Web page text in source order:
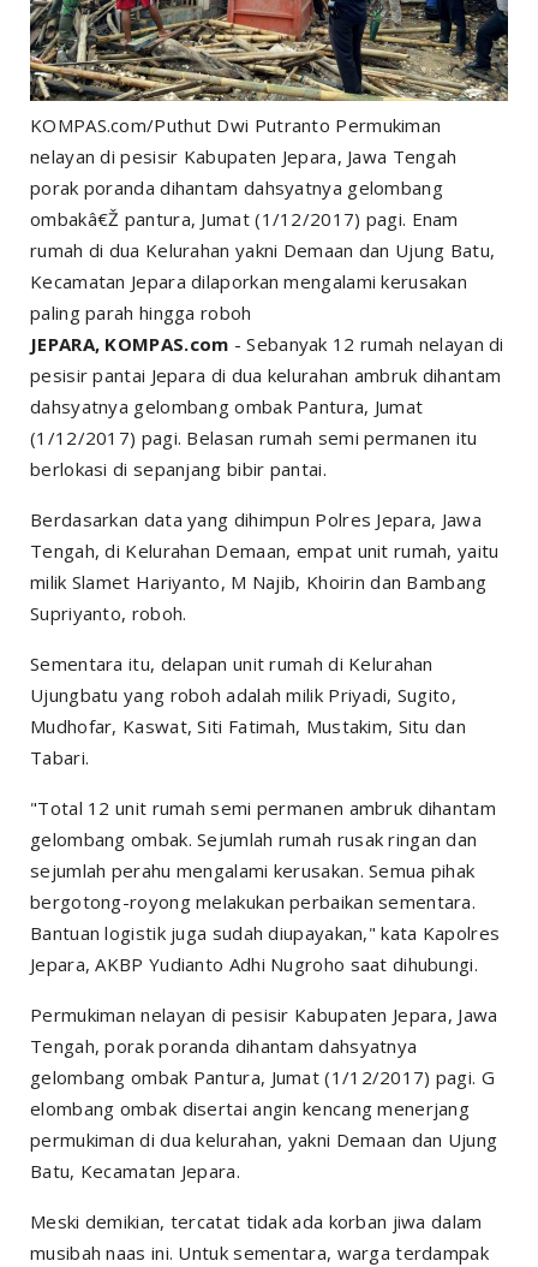
KOMPAS.com/Puthut Dwi Putranto Permukiman
nelayan di pesisir Kabupaten Jepara, Jawa Tengah
porak poranda dihantam dahsyatnya gelombang
ombakâ€Ž pantura, Jumat (1/12/2017) pagi. Enam
rumah di dua Kelurahan yakni Demaan dan Ujung Batu,
Kecamatan Jepara dilaporkan mengalami kerusakan
paling parah hingga roboh
JEPARA, KOMPAS.com - Sebanyak 12 rumah nelayan di
pesisir pantai Jepara di dua kelurahan ambruk dihantam
dahsyatnya gelombang ombak Pantura, Jumat
(1/12/2017) pagi. Belasan rumah semi permanen itu
berlokasi di sepanjang bibir pantai.
Berdasarkan data yang dihimpun Polres Jepara, Jawa
Tengah, di Kelurahan Demaan, empat unit rumah, yaitu
milik Slamet Hariyanto, M Najib, Khoirin dan Bambang
Supriyanto, roboh.
Sementara itu, delapan unit rumah di Kelurahan
Ujungbatu yang roboh adalah milik Priyadi, Sugito,
Mudhofar, Kaswat, Siti Fatimah, Mustakim, Situ dan
Tabari.
"Total 12 unit rumah semi permanen ambruk dihantam
gelombang ombak. Sejumlah rumah rusak ringan dan
sejumlah perahu mengalami kerusakan. Semua pihak
bergotong-royong melakukan perbaikan sementara.
Bantuan logistik juga sudah diupayakan," kata Kapolres
Jepara, AKBP Yudianto Adhi Nugroho saat dihubungi.
Permukiman nelayan di pesisir Kabupaten Jepara, Jawa
Tengah, porak poranda dihantam dahsyatnya
gelombang ombak Pantura, Jumat (1/12/2017) pagi. G
elombang ombak disertai angin kencang menerjang
permukiman di dua kelurahan, yakni Demaan dan Ujung
Batu, Kecamatan Jepara.
Meski demikian, tercatat tidak ada korban jiwa dalam
musibah naas ini. Untuk sementara, warga terdampak